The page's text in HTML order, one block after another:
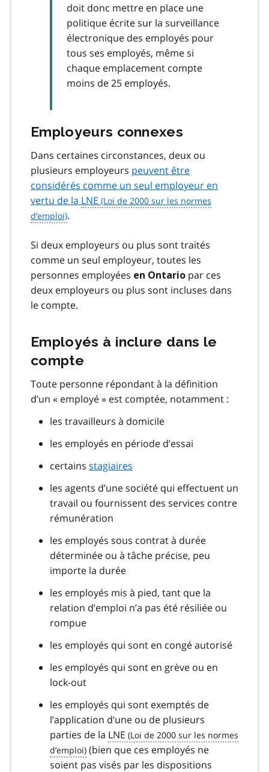
doit donc mettre en place une
politique écrite sur la surveillance
électronique des employés pour
tous ses employés, même si
chaque emplacement compte
moins de 25 employés.
Employeurs connexes
Dans certaines circonstances, deux ou
plusieurs employeurs peuvent être
considérés comme un seul employeur en
vertu de la LNE
.
Si deux employeurs ou plus sont traités
comme un seul employeur, toutes les
personnes employées en Ontario par ces
deux employeurs ou plus sont incluses dans
le compte.
Employés à inclure dans le
compte
Toute personne répondant à la définition
d’un « employé » est comptée, notamment :
les travailleurs à domicile
les employés en période d’essai
certains stagiaires
les agents d’une société qui effectuent un
travail ou fournissent des services contre
rémunération
les employés sous contrat à durée
déterminée ou à tâche précise, peu
importe la durée
les employés mis à pied, tant que la
relation d’emploi n’a pas été résiliée ou
rompue
les employés qui sont en congé autorisé
les employés qui sont en grève ou en
lock-out
les employés qui sont exemptés de
l’application d’une ou de plusieurs
parties de la LNE
(bien que ces employés ne
soient pas visés par les dispositions